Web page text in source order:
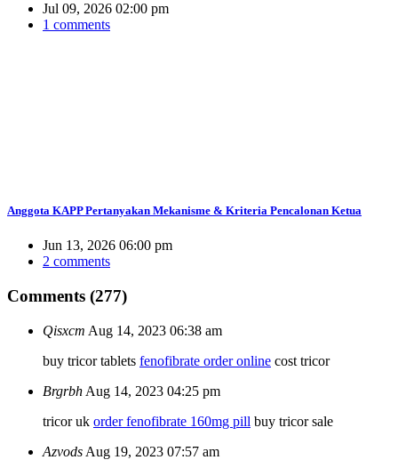
Jul 09, 2026 02:00 pm
1 comments
Anggota KAPP Pertanyakan Mekanisme & Kriteria Pencalonan Ketua
Jun 13, 2026 06:00 pm
2 comments
Comments (277)
Qisxcm Aug 14, 2023 06:38 am
buy tricor tablets fenofibrate order online cost tricor
Brgrbh Aug 14, 2023 04:25 pm
tricor uk order fenofibrate 160mg pill buy tricor sale
Azvods Aug 19, 2023 07:57 am